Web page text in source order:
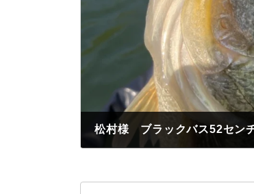
松村様 ブラックバス52セン